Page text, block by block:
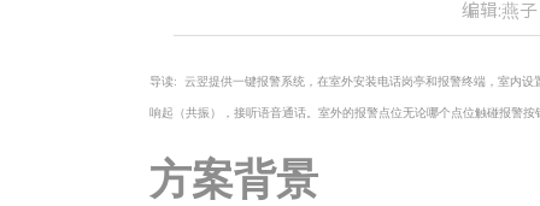
编辑:燕子
导读: 云翌提供一键报警系统，在室外安装电话岗亭和报警终端，室内
响起（共振），接听语音通话。室外的报警点位无论哪个点位触碰报警
方案背景